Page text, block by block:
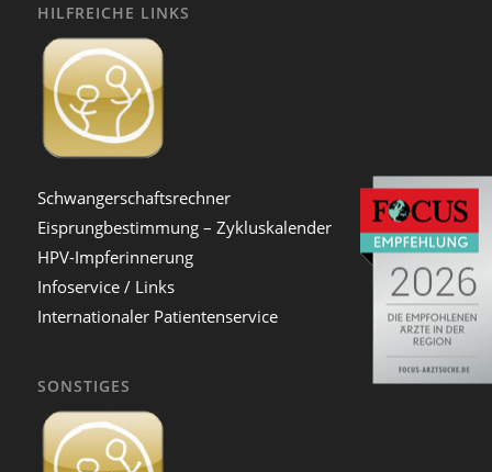
HILFREICHE LINKS
Schwangerschaftsrechner
Eisprungbestimmung – Zykluskalender
HPV-Impferinnerung
Infoservice / Links
Internationaler Patientenservice
SONSTIGES